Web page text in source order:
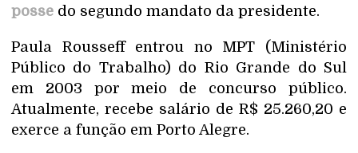
posse do segundo mandato da presidente.
Paula Rousseff entrou no MPT (Ministério
Público do Trabalho) do Rio Grande do Sul
em 2003 por meio de concurso público.
Atualmente, recebe salário de R$ 25.260,20 e
exerce a função em Porto Alegre.